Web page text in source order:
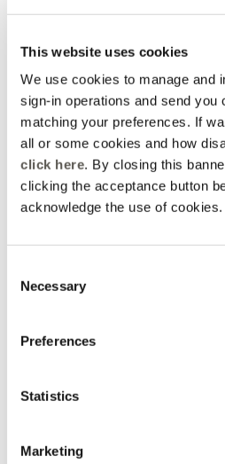
This website uses cookies
We use cookies to manage and
sign-in operations and send you
matching your preferences. If
all or some cookies and how
click here. By closing this
clicking the acceptance button
acknowledge the use of cookies.
Selection
Necessary
Preferences
Statistics
Marketing
Fustă din satin de
viscoză
Price reduced from
L 449,00 to -50% L 224,00 L
ROCHII
CUMPĂRĂ ACUM